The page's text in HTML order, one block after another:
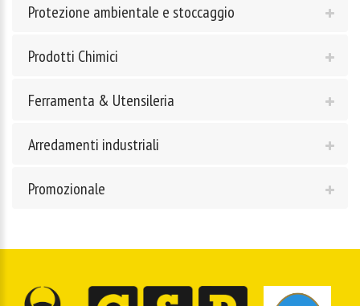
Protezione ambientale e stoccaggio
Prodotti Chimici
Ferramenta & Utensileria
Arredamenti industriali
Promozionale